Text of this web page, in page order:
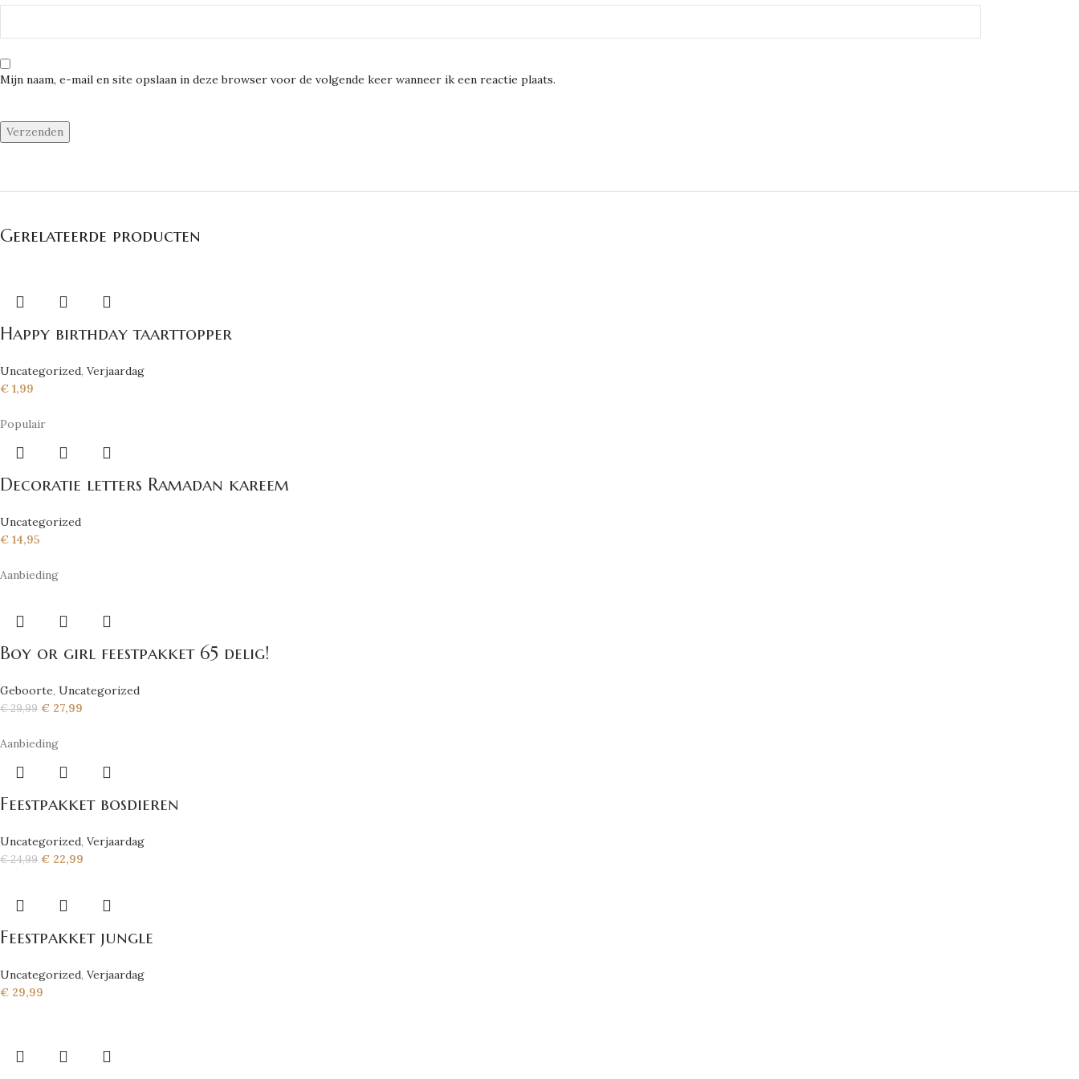
Mijn naam, e-mail en site opslaan in deze browser voor de volgende keer wanneer ik een reactie plaats.
Gerelateerde producten
Happy birthday taarttopper
Uncategorized, Verjaardag
€ 1,99
Populair
Decoratie letters Ramadan kareem
Uncategorized
€ 14,95
Aanbieding
Boy or girl feestpakket 65 delig!
Geboorte, Uncategorized
€29,99 € 27,99
Aanbieding
Feestpakket bosdieren
Uncategorized, Verjaardag
€24,99 € 22,99
Feestpakket jungle
Uncategorized, Verjaardag
€ 29,99